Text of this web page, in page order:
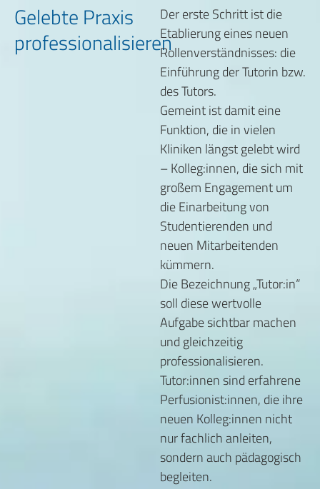
Gelebte Praxis
professionalisieren
Der erste Schritt ist die
Etablierung eines neuen
Rollenverständnisses: die
Einführung der Tutorin bzw.
des Tutors.
Gemeint ist damit eine
Funktion, die in vielen
Kliniken längst gelebt wird
– Kolleg:innen, die sich mit
großem Engagement um
die Einarbeitung von
Studentierenden und
neuen Mitarbeitenden
kümmern.
Die Bezeichnung „Tutor:in“
soll diese wertvolle
Aufgabe sichtbar machen
und gleichzeitig
professionalisieren.
Tutor:innen sind erfahrene
Perfusionist:innen, die ihre
neuen Kolleg:innen nicht
nur fachlich anleiten,
sondern auch pädagogisch
begleiten.